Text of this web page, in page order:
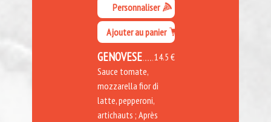
Personnaliser
Ajouter au panier
14.5 €
GENOVESE
Sauce tomate,
mozzarella fior di
latte, pepperoni,
artichauts ; Après